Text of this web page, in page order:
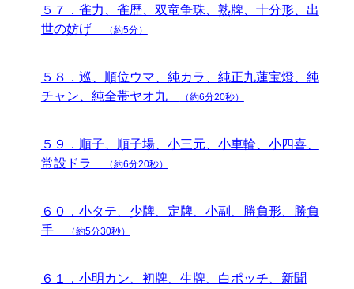
５７．雀力、雀歴、双竜争珠、熟牌、十分形、出
世の妨げ
（約5分）
５８．巡、順位ウマ、純カラ、純正九蓮宝燈、純
チャン、純全帯ヤオ九
（約6分20秒）
５９．順子、順子場、小三元、小車輪、小四喜、
常設ドラ
（約6分20秒）
６０．小タテ、少牌、定牌、小副、勝負形、勝負
手
（約5分30秒）
６１．小明カン、初牌、生牌、白ポッチ、新聞